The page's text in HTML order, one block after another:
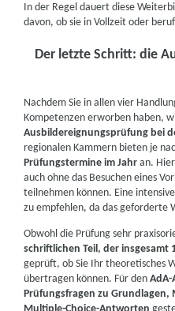
In der Regel dauert diese
davon, ob sie in Vollzeit oder
Der letzte Schritt: die
Nachdem Sie in allen vier
Kompetenzen erworben haben,
Ausbildereignungsprüfung bei
regionalen Kammern bieten je
Prüfungstermine im Jahr an.
auch ohne das Besuchen eines
teilnehmen können. Eine
zu empfehlen, da das geforderte
Obwohl die Prüfung sehr
schriftlichen Teil, der insgesamt
geprüft, ob Sie Ihr theoretisches
übertragen können. Für den AdA-
Prüfungsfragen zu